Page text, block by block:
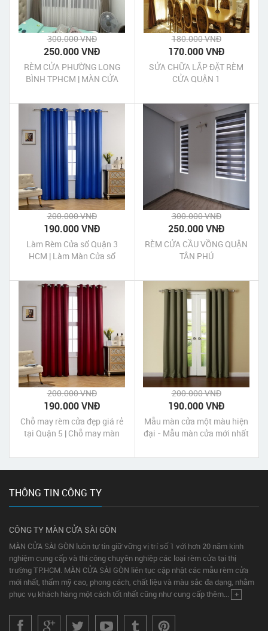
300.000 VNĐ
250.000 VNĐ
RÈM CỬA PHƯỜNG LONG
BÌNH TPHCM | MÀN CỬA
TPHCM
180.000 VNĐ
170.000 VNĐ
SỬA CHỮA LẮP ĐẶT RÈM
CỬA QUẬN 1
200.000 VNĐ
190.000 VNĐ
Làm Rèm Cửa sổ Quận 3
HCM | Làm Màn Cửa sổ
300.000 VNĐ
250.000 VNĐ
RÈM CỬA CẦU VỒNG QUẬN
TÂN PHÚ
200.000 VNĐ
190.000 VNĐ
Chỗ may rèm cửa đẹp giá rẻ
tại Quận 5 | Chỗ may màn
HCM
200.000 VNĐ
190.000 VNĐ
Mẫu màn cửa một màu hiện
đại - Mẫu màn cửa mới nhất
THÔNG TIN CÔNG TY
CÔNG TY MÀN CỬA SÀI GÒN
MÀN CỬA SÀI GÒN luôn tự tin giữ vững vị trí số 1 với hơn 20 năm kinh
nghiệm cung cấp và thi công chuyên nghiệp các loại rèm cửa tại thị
trường TP.HCM. MÀN CỬA SÀI GÒN liên tục cập nhật các mẫu rèm cửa
mới nhất, thẩm mỹ cao, phong cách, chất liệu và màu sắc đa dạng, nhằm
phục vụ khách hàng một cách tốt nhất cũng như cung cấp thêm... +